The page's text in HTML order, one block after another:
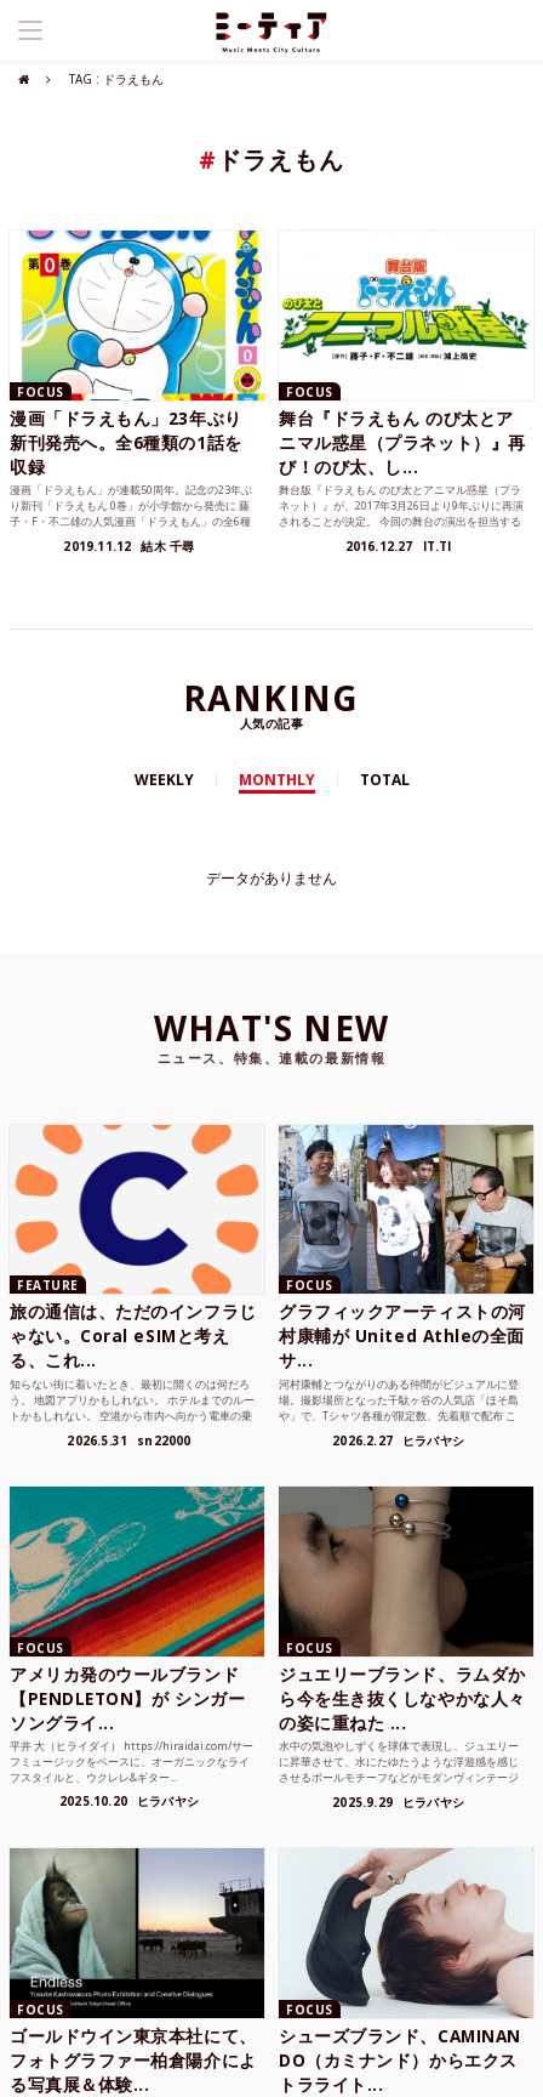
TAG : ドラえもん
# ドラえもん
FOCUS
漫画「ドラえもん」23年ぶり
新刊発売へ。全6種類の1話を
収録
漫画「ドラえもん」が連載50周年。記念の23年ぶ
り新刊「ドラえもん 0巻」が小学館から発売に 藤
子・F・不二雄の人気漫画「ドラえもん」の全6種
2019.11.12 結木 千尋
FOCUS
舞台『ドラえもん のび太とア
ニマル惑星（プラネット）』再
び！のび太、し...
舞台版『ドラえもん のび太とアニマル惑星（プラ
ネット）』が、2017年3月26日より9年ぶりに再演
されることが決定。 今回の舞台の演出を担当する
なるキャスト陣だが、永遠の小学5年生のび太役に
2016.12.27 IT.TI
RANKING
人気の記事
WEEKLY MONTHLY TOTAL
データがありません
WHAT'S NEW
ニュース、特集、連載の最新情報
FEATURE
旅の通信は、ただのインフラじ
ゃない。Coral eSIMと考え
る、これ...
知らない街に着いたとき、最初に開くのは何だろ
う。 地図アプリかもしれない。 ホテルまでのルー
トかもしれない。 空港から市内へ向かう電車の乗
2026.5.31 sn22000
FOCUS
グラフィックアーティストの河
村康輔が United Athleの全面
サ...
河村康輔とつながりのある仲間がビジュアルに登
場。撮影場所となった千駄ヶ谷の人気店「ほそ島
や」で、Tシャツ各種が限定数、先着順で配布 こ
2026.2.27 ヒラバヤシ
FOCUS
アメリカ発のウールブランド
【PENDLETON】が シンガー
ソングライ...
平井 大（ヒライダイ） https://hiraidai.com/サー
フミュージックをベースに、オーガニックなライ
フスタイルと、ウクレレ&ギター...
2025.10.20 ヒラバヤシ
FOCUS
ジュエリーブランド、ラムダか
ら今を生き抜くしなやかな人々
の姿に重ねた ...
水中の気泡やしずくを球体で表現し、ジュエリー
に昇華させて、水にたゆたうような浮遊感を感じ
させるボールモチーフなどがモダンヴィンテージ
2025.9.29 ヒラバヤシ
FOCUS
ゴールドウイン東京本社にて、
フォトグラファー柏倉陽介によ
る写真展＆体験...
FOCUS
シューズブランド、CAMINAN
DO（カミナンド）からエクス
トラライト...